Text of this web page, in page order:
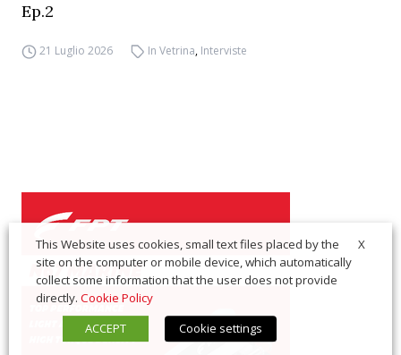
Ep.2
21 Luglio 2026 In Vetrina, Interviste
X
This Website uses cookies, small text files placed by the
site on the computer or mobile device, which automatically
collect some information that the user does not provide
directly. Cookie Policy
ACCEPT
Cookie settings